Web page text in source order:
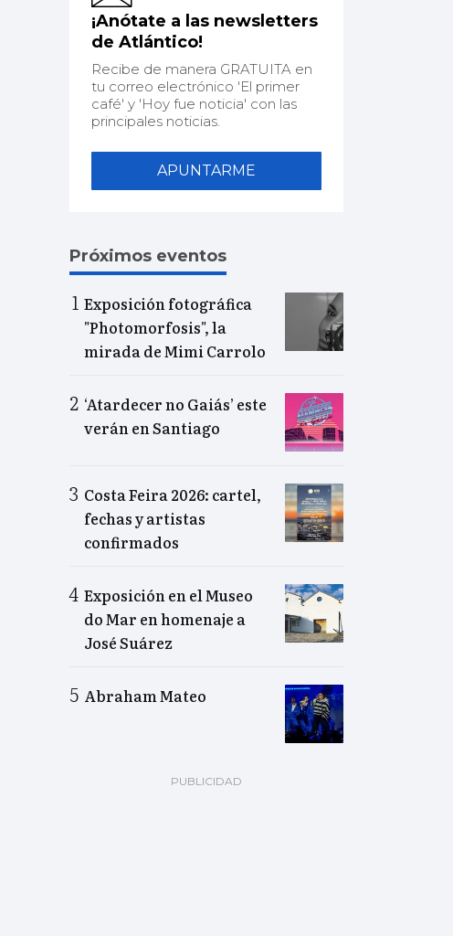
¡Anótate a las newsletters
de Atlántico!
Recibe de manera GRATUITA en
tu correo electrónico 'El primer
café' y 'Hoy fue noticia' con las
principales noticias.
APUNTARME
Próximos eventos
Exposición fotográfica
"Photomorfosis", la
mirada de Mimi Carrolo
‘Atardecer no Gaiás’ este
verán en Santiago
Costa Feira 2026: cartel,
fechas y artistas
confirmados
Exposición en el Museo
do Mar en homenaje a
José Suárez
Abraham Mateo